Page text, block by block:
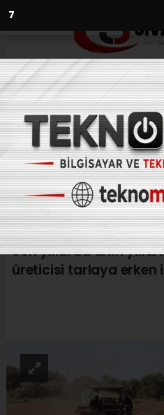
6
Anasayfa Ekonomi
Son yıllarda
yaşayan çilek
(İHA) - İhlas Haber Ajansı |
Son yıllarda altın
üreticisi tarlaya erken